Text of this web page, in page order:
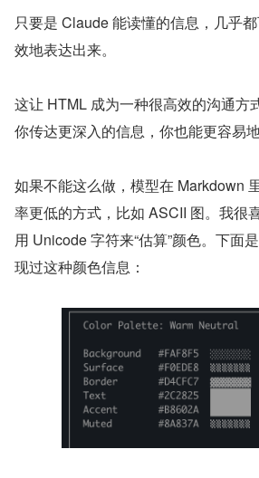
只要是 Claude 能读懂的信息，几乎
效地表达出来。
这让 HTML 成为一种很高效的沟通方
你传达更深入的信息，你也能更容易
如果不能这么做，模型在 Markdown
率更低的方式，比如 ASCII 图。我很
用 Unicode 字符来“估算”颜色。下面
现过这种颜色信息：